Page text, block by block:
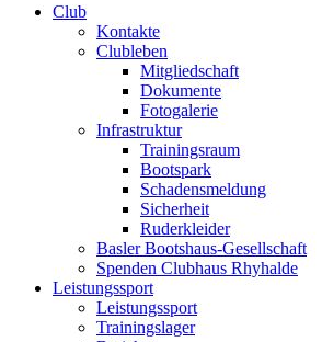
Club
Kontakte
Clubleben
Mitgliedschaft
Dokumente
Fotogalerie
Infrastruktur
Trainingsraum
Bootspark
Schadensmeldung
Sicherheit
Ruderkleider
Basler Bootshaus-Gesellschaft
Spenden Clubhaus Rhyhalde
Leistungssport
Leistungssport
Trainingslager